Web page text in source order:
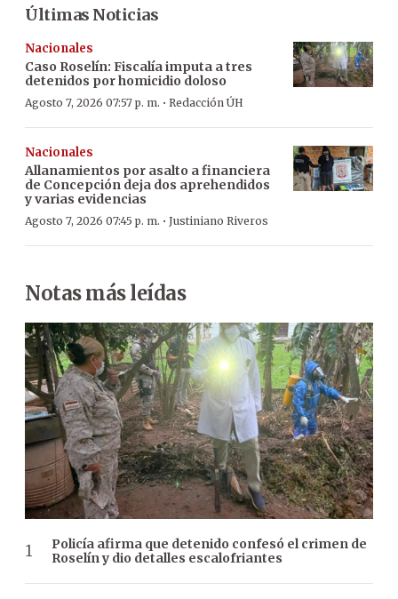
Últimas Noticias
Nacionales
Caso Roselín: Fiscalía imputa a tres
detenidos por homicidio doloso
Agosto 7, 2026 07:57 p. m. · Redacción ÚH
Nacionales
Allanamientos por asalto a financiera
de Concepción deja dos aprehendidos
y varias evidencias
Agosto 7, 2026 07:45 p. m. · Justiniano Riveros
Notas más leídas
Policía afirma que detenido confesó el crimen de
Roselín y dio detalles escalofriantes